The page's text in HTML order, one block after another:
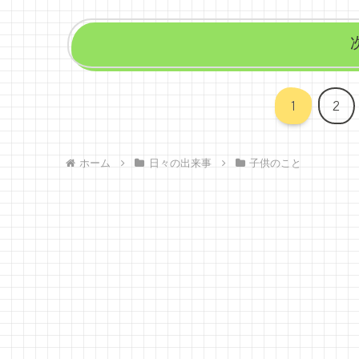
1 2
ホーム 日々の出来事 子供のこと